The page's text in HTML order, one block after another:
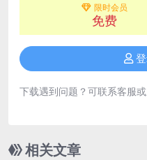
限时会员
免费
下载遇到问题？可联系客服
相关文章